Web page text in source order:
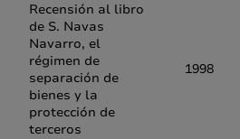
Recensión al libro
de S. Navas
Navarro, el
régimen de
separación de
bienes y la
protección de
terceros
1998